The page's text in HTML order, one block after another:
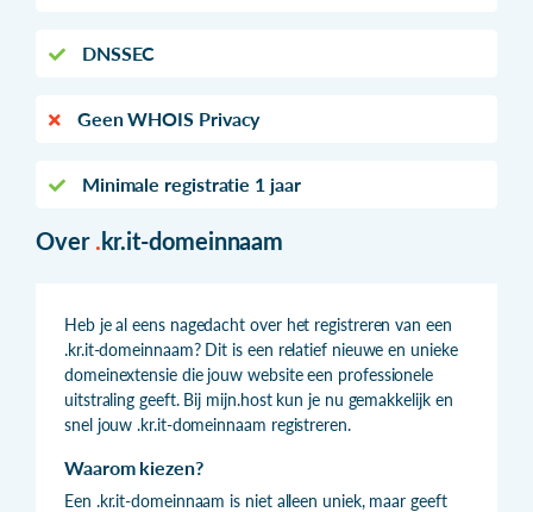
DNSSEC
Geen WHOIS Privacy
Minimale registratie 1 jaar
Over .kr.it-domeinnaam
Heb je al eens nagedacht over het registreren van een
.kr.it-domeinnaam? Dit is een relatief nieuwe en unieke
domeinextensie die jouw website een professionele
uitstraling geeft. Bij mijn.host kun je nu gemakkelijk en
snel jouw .kr.it-domeinnaam registreren.
Waarom kiezen?
Een .kr.it-domeinnaam is niet alleen uniek, maar geeft